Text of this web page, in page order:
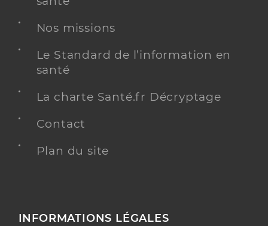
Nos missions
Le Standard de l’information en
santé
La charte Santé.fr Décryptage
Contact
Plan du site
INFORMATIONS LÉGALES